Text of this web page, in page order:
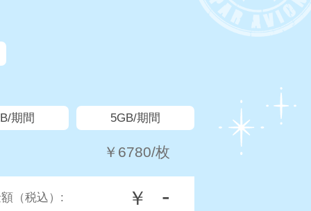
期間 5GB/期間
￥ 6780/枚
（税込）: ￥ -